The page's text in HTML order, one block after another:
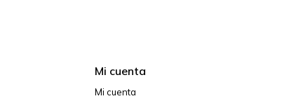
Mi cuenta
Mi cuenta